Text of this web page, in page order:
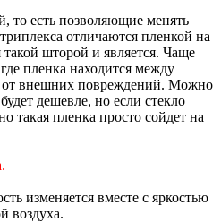
то есть позволяющие менять
отличаются пленкой на
шторой и является. Чаще
пленка находится между
от внешних повреждений. Можно
дешевле, но если стекло
такая пленка просто сойдет на
изменяется вместе с яркостью
воздуха.